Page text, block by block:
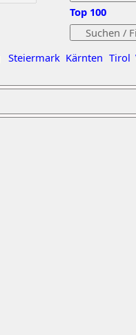
Steiermark Kärnten Tirol
Top 100